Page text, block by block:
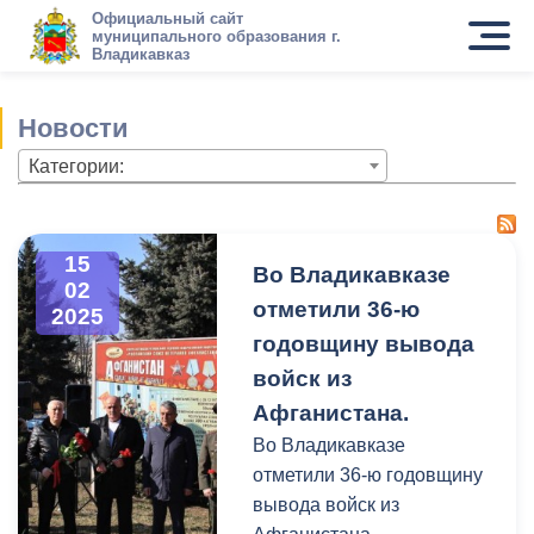
Официальный сайт
муниципального образования г.
Владикавказ
Новости
Категории:
15
02
2025
Во Владикавказе
отметили 36-ю
годовщину вывода
войск из
Афганистана.
Во Владикавказе
отметили 36-ю годовщину
вывода войск из